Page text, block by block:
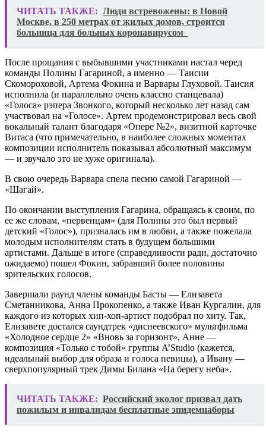
ЧИТАТЬ ТАКЖЕ: Люди встревожены: в Новой
Москве, в 250 метрах от жилых домов, строится
больница для больных коронавирусом
После прощания с выбывшими участниками настал черед
команды Полины Гагариной, а именно — Таисии
Скомороховой, Артема Фокина и Варвары Глуховой. Таисия
исполнила (и параллельно очень классно станцевала)
«Голоса» рэпера Звонкого, который несколько лет назад сам
участвовал на «Голосе». Артем продемонстрировал весь свой
вокальный талант благодаря «Опере №2», визитной карточке
Витаса (что примечательно, в наиболее сложных моментах
композиции исполнитель показывал абсолютный максимум
— и звучало это не хуже оригинала).
В свою очередь Варвара спела песню самой Гагариной —
«Шагай».
По окончании выступления Гагарина, обращаясь к своим, по
ее же словам, «первенцам» (для Полины это был первый
детский «Голос»), призналась им в любви, а также пожелала
молодым исполнителям стать в будущем большими
артистами. Дальше в итоге (справедливости ради, достаточно
ожидаемо) пошел Фокин, забравший более половины
зрительских голосов.
Завершали раунд члены команды Басты — Елизавета
Сметанникова, Анна Прокопенко, а также Иван Кургалин, для
каждого из которых хип-хоп-артист подобрал по хиту. Так,
Елизавете достался саундтрек «диснеевского» мультфильма
«Холодное сердце 2» «Вновь за горизонт», Анне —
композиция «Только с тобой» группы A’Studio (кажется,
идеальный выбор для образа и голоса певицы), а Ивану —
сверхпопулярный трек Димы Билана «На берегу неба».
ЧИТАТЬ ТАКЖЕ: Российский эколог призвал дать
пожилым и инвалидам бесплатные эпидемнаборы